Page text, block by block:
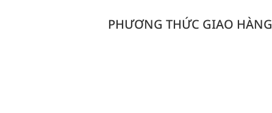
PHƯƠNG THỨC GIAO HÀNG